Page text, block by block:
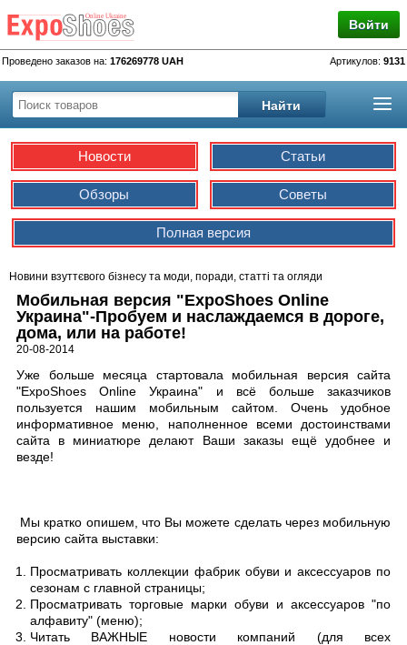
Войти
Проведено заказов на: 176269778 UAH Артикулов: 9131
Новости Статьи
Обзоры Советы
Полная версия
Новини взуттєвого бізнесу та моди, поради, статті та огляди
Мобильная версия "ExpoShoes Online
Украина"-Пробуем и наслаждаемся в дороге,
дома, или на работе!
20-08-2014
Уже больше месяца стартовала мобильная версия сайта
"ExpoShoes Online Украина" и всё больше заказчиков
пользуется нашим мобильным сайтом. Очень удобное
информативное меню, наполненное всеми достоинствами
сайта в миниатюре делают Ваши заказы ещё удобнее и
везде!
Мы кратко опишем, что Вы можете сделать через мобильную
версию сайта выставки:
Просматривать коллекции фабрик обуви и аксессуаров по
сезонам с главной страницы;
Просматривать торговые марки обуви и аксессуаров "по
алфавиту" (меню);
Читать ВАЖНЫЕ новости компаний (для всех